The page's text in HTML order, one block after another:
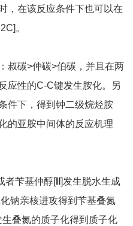
，在该反应条件下也可以在
2C]。
叔碳>仲碳>伯碳，并且在两
应性的C-C键发生胺化。另
件下，得到钟二级烷烃胺
的亚胺中间体的反应机理
者苄基仲醇[II ]发生脱水生成
钠亲核进攻得到苄基叠氮
叠氮的质子化得到质子化